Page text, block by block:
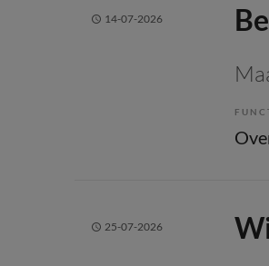
14-07-2026
25-07-2026